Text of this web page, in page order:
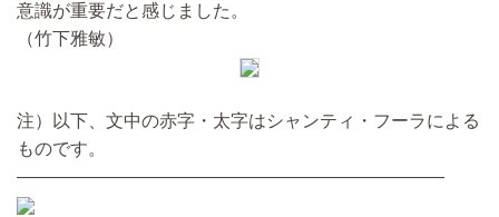
意識が重要だと感じました。
（竹下雅敏）
注）以下、文中の赤字・太字はシャンティ・フーラによる
ものです。
――――――――――――――――――――――――